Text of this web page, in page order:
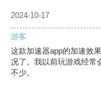
2024-10-17
游客
这款加速器app的加速效
况了。我以前玩游戏经常
不少。